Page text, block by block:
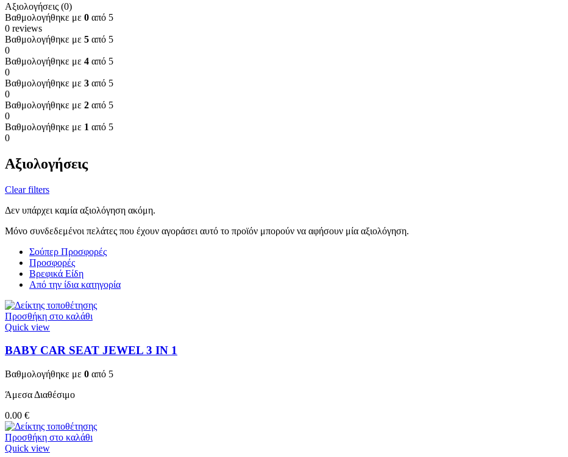
Αξιολογήσεις (0)
Βαθμολογήθηκε με 0 από 5
0 reviews
Βαθμολογήθηκε με 5 από 5
0
Βαθμολογήθηκε με 4 από 5
0
Βαθμολογήθηκε με 3 από 5
0
Βαθμολογήθηκε με 2 από 5
0
Βαθμολογήθηκε με 1 από 5
0
Αξιολογήσεις
Clear filters
Δεν υπάρχει καμία αξιολόγηση ακόμη.
Μόνο συνδεδεμένοι πελάτες που έχουν αγοράσει αυτό το προϊόν μπορούν να αφήσουν μία αξιολόγηση.
Σούπερ Προσφορές
Προσφορές
Βρεφικά Είδη
Από την ίδια κατηγορία
Προσθήκη στο καλάθι
Quick view
BABY CAR SEAT JEWEL 3 ΙΝ 1
Βαθμολογήθηκε με 0 από 5
Άμεσα Διαθέσιμο
0.00 €
Προσθήκη στο καλάθι
Quick view